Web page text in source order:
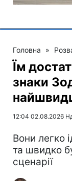
Головна »
Їм
знаки
12:04 02.08.2026
Вони легко
та швидко
сценарії